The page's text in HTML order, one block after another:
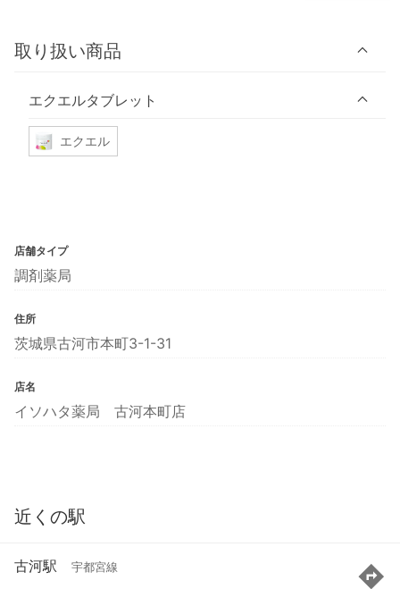
取り扱い商品
エクエルタブレット
エクエル
店舗タイプ
調剤薬局
住所
茨城県古河市本町3-1-31
店名
イソハタ薬局 古河本町店
近くの駅
古河駅 宇都宮線